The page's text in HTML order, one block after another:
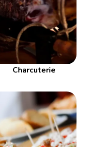
Charcuterie